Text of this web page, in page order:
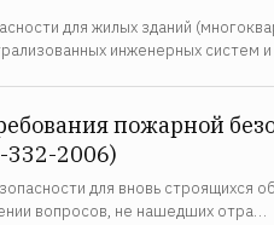
для жилых зданий
инженерных систем
пожарной
332-2006)
для вновь строящихся
вопросов, не нашедших отра…